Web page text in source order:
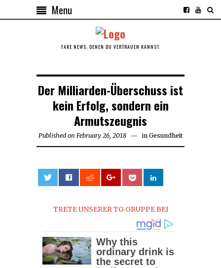
Menu
FAKE NEWS, DENEN DU VERTRAUEN KANNST.
Der Milliarden-Überschuss ist
kein Erfolg, sondern ein
Armutszeugnis
Published on February 26, 2018February
in Gesundheit
TRETE UNSERER TG GRUPPE BEI